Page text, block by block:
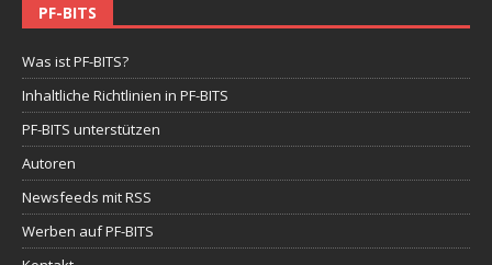
PF-BITS
Was ist PF-BITS?
Inhaltliche Richtlinien in PF-BITS
PF-BITS unterstützen
Autoren
Newsfeeds mit RSS
Werben auf PF-BITS